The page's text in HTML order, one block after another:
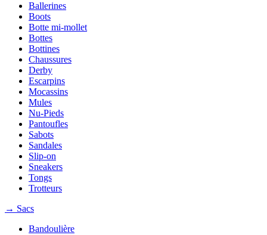
Ballerines
Boots
Botte mi-mollet
Bottes
Bottines
Chaussures
Derby
Escarpins
Mocassins
Mules
Nu-Pieds
Pantoufles
Sabots
Sandales
Slip-on
Sneakers
Tongs
Trotteurs
→ Sacs
Bandoulière